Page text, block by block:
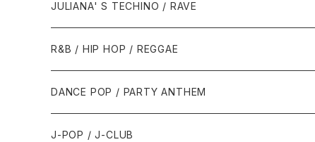
1990年
1991年
2000年代
2000年
2001年
2010年代
2010年
2011年
1994年・以前
1995年
2000年代
2000年
2001年
1980年代
1986年・以前
1987年
1990年代
1990年
1991年
2000年代
JULIANA' S TECHINO / RAVE
1990年代
1990年
1991年
2000年代
2000年
R&B / HIP HOP / REGGAE
1980年代
1985年・以前
1990年代
DANCE POP / PARTY ANTHEM
1980年代
J-POP / J-CLUB